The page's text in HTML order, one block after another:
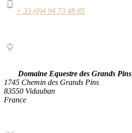
+ 33 (0)4 94 73 48 85
Domaine Equestre des Grands Pins
1745 Chemin des Grands Pins
83550 Vidauban
France